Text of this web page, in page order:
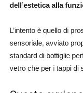
dell’estetica alla
L’intento è quello di
sensoriale, avviato
standard di bottiglie
vetro che per i tappi di